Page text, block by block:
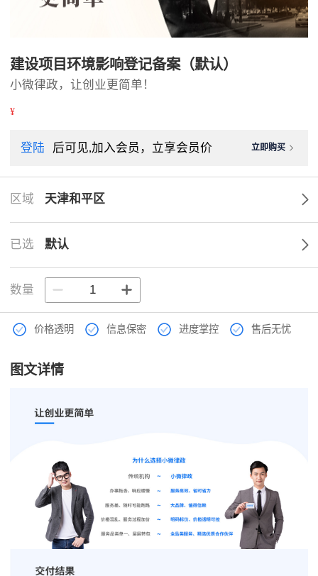
建设项目环境影响登记备案（默认）
小微律政，让创业更简单！
¥
登陆 后可见,加入会员，立享会员价 立即购买
区域 天津和平区
已选 默认
数量
价格透明 信息保密 进度掌控 售后无忧
图文详情